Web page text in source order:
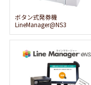
ボタン式発券機
LineManager@NS3